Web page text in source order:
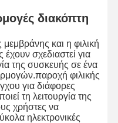
διακόπτη
και η φιλική
σχεδιαστεί για
της συσκευής σε ένα
φιλικής
για διάφορες
τη λειτουργία της
χρήστες να
ηλεκτρονικές